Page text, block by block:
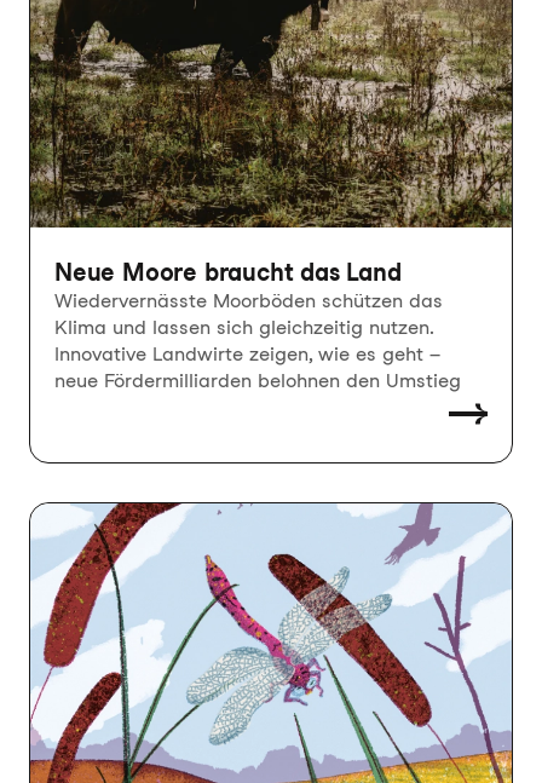
Neue Moore braucht das Land
Wiedervernässte Moorböden schützen das
Klima und lassen sich gleichzeitig nutzen.
Innovative Landwirte zeigen, wie es geht –
neue Fördermilliarden belohnen den Umstieg